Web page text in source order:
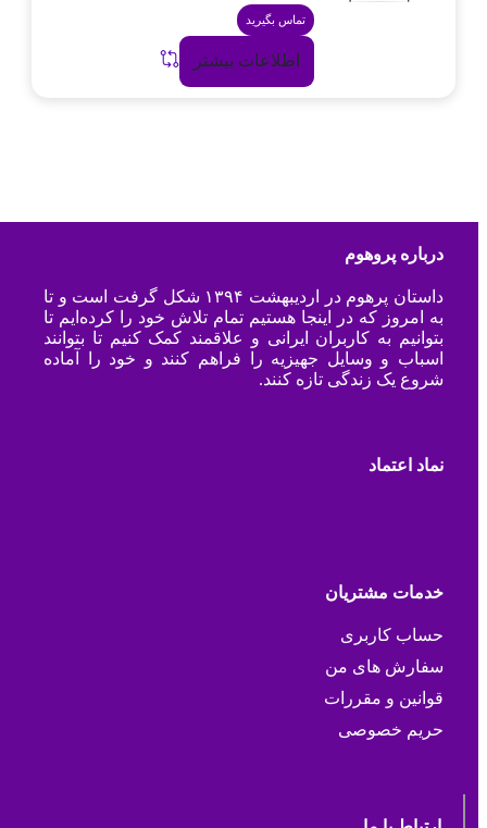
تماس بگیرید
اطلاعات بیشتر
درباره پروهوم
داستان پرهوم در اردیبهشت ۱۳۹۴ شکل گرفت است و تا
به امروز که در اینجا هستیم تمام تلاش خود را کرده‌ایم تا
بتوانیم به کاربران ایرانی و علاقمند کمک کنیم تا بتوانند
اسباب و وسایل جهیزیه را فراهم کنند و خود را آماده
شروع یک زندگی تازه کنند.
نماد اعتماد
خدمات مشتریان
حساب کاربری
سفارش های من
قوانین و مقررات
حریم خصوصی